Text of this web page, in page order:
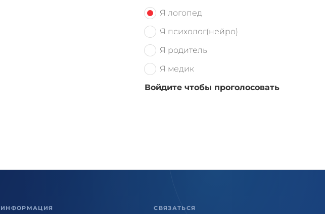
Я логопед
Я психолог(нейро)
Я родитель
Я медик
Войдите чтобы проголосовать
ИНФОРМАЦИЯ СВЯЗАТЬСЯ